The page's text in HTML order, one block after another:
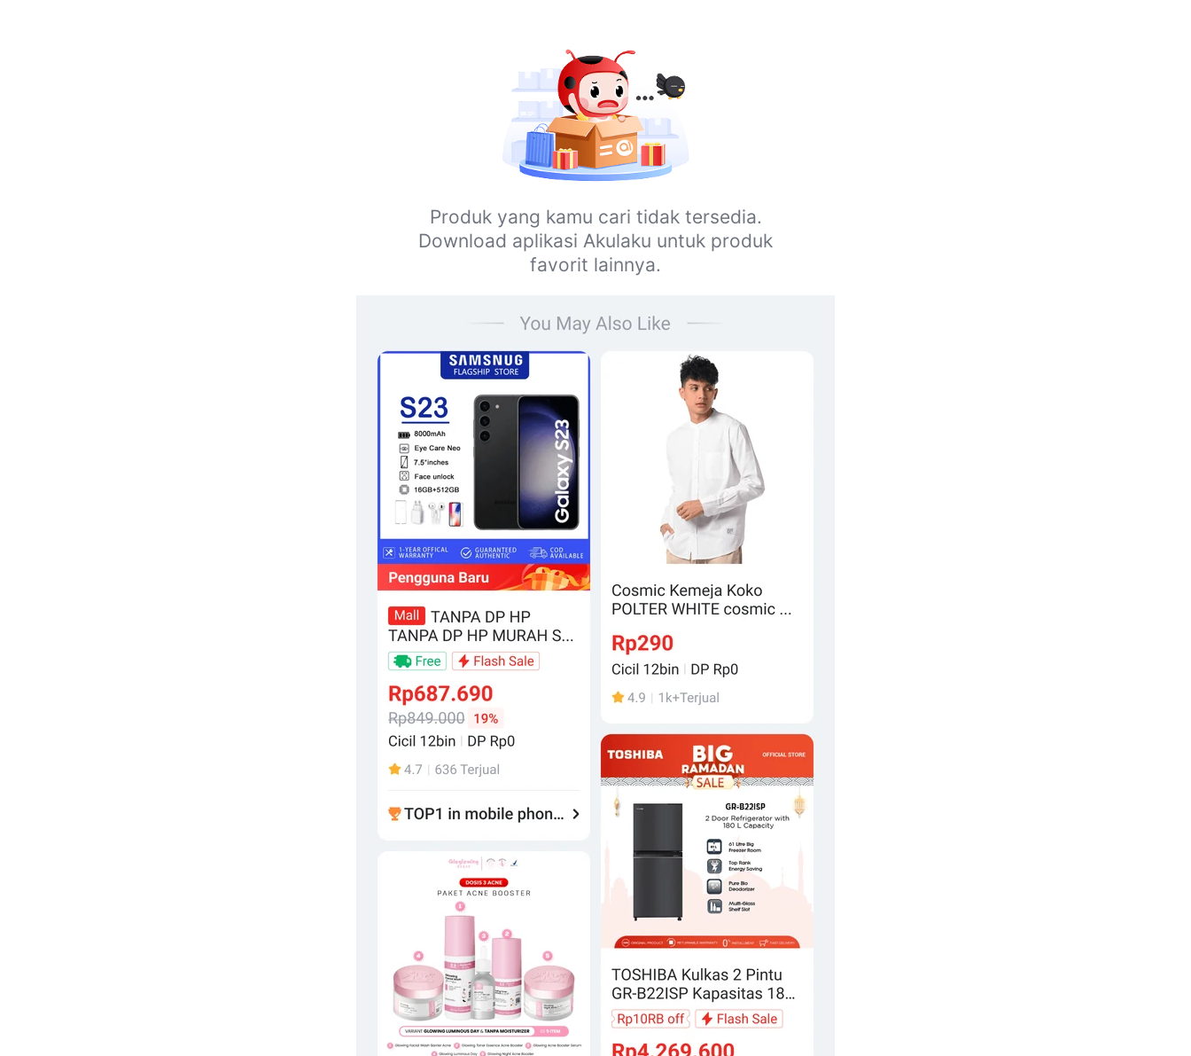
Produk yang kamu cari tidak tersedia.
Download aplikasi Akulaku untuk produk
favorit lainnya.